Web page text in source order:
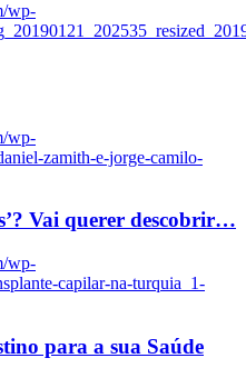
wp-
wp-
zamith-e-jorge-camilo-
Vai querer descobrir…
wp-
capilar-na-turquia_1-
para a sua Saúde